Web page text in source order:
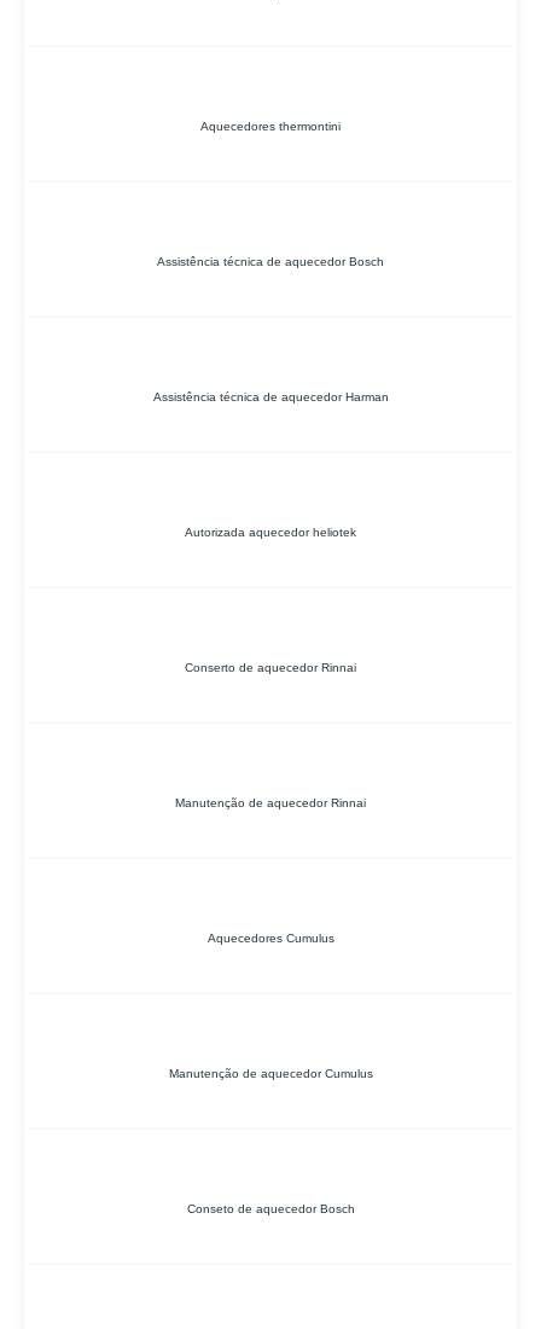
Aquecedores thermontini
Assistência técnica de aquecedor Bosch
Assistência técnica de aquecedor Harman
Autorizada aquecedor heliotek
Conserto de aquecedor Rinnai
Manutenção de aquecedor Rinnai
Aquecedores Cumulus
Manutenção de aquecedor Cumulus
Conseto de aquecedor Bosch